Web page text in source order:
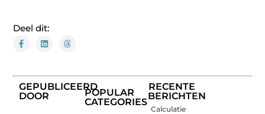
Deel dit:
GEPUBLICEERD
DOOR
POPULAR
CATEGORIES
RECENTE
BERICHTEN
Calculatie